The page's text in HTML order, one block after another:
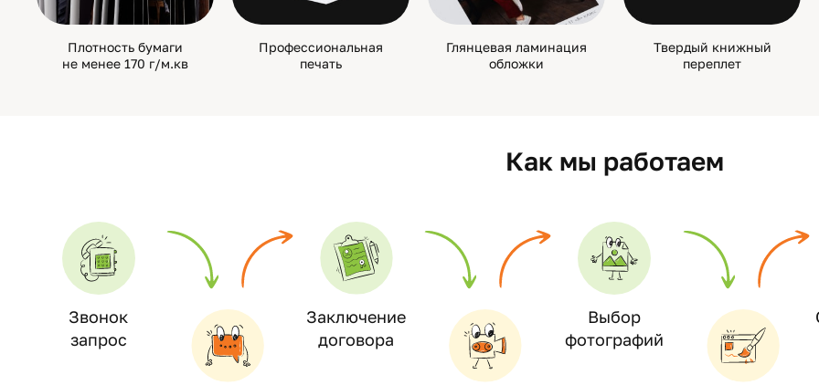
Плотность бумаги
не менее 170 г/м.кв
Профессиональная
печать
Глянцевая ламинация
обложки
Твердый книжный
переплет
Как мы работаем
Звонок
запрос
Заключение
договора
Выбор
фотографий